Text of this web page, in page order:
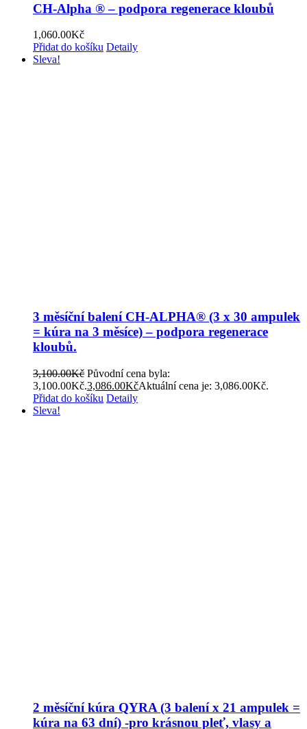
CH-Alpha ® – podpora regenerace kloubů
1,060.00Kč
Přidat do košíku Detaily
Sleva!
3 měsíční balení CH-ALPHA® (3 x 30 ampulek
= kúra na 3 měsíce) – podpora regenerace
kloubů.
3,100.00Kč Původní cena byla:
3,100.00Kč.3,086.00KčAktuální cena je: 3,086.00Kč.
Přidat do košíku Detaily
Sleva!
2 měsíční kúra QYRA (3 balení x 21 ampulek =
kúra na 63 dní) -pro krásnou pleť, vlasy a